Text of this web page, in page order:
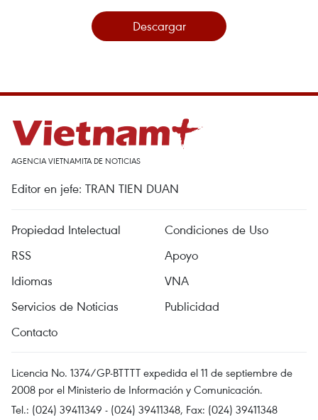
Descargar
AGENCIA VIETNAMITA DE NOTICIAS
Editor en jefe: TRAN TIEN DUAN
Propiedad Intelectual
Condiciones de Uso
RSS
Apoyo
Idiomas
VNA
Servicios de Noticias
Publicidad
Contacto
Licencia No. 1374/GP-BTTTT expedida el 11 de septiembre de
2008 por el Ministerio de Información y Comunicación.
Tel.: (024) 39411349 - (024) 39411348, Fax: (024) 39411348